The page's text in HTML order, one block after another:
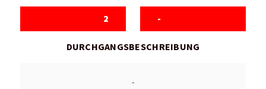
2 -
DURCHGANGSBESCHREIBUNG
-